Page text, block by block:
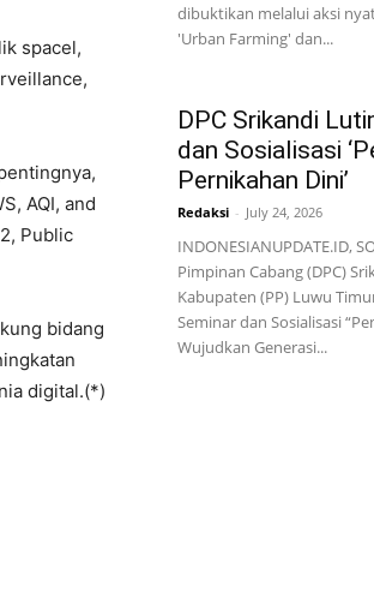
spacel,
AQI, and
Public
bidang
digital.(*)
dibuktikan melalui aksi
'Urban Farming' dan...
DPC Srikandi
dan Sosialisasi
Pernikahan Dini’
Redaksi - July 24, 2026
INDONESIANUPDATE.ID,
Pimpinan Cabang (DPC)
Kabupaten (PP) Luwu
Seminar dan Sosialisasi
Wujudkan Generasi...